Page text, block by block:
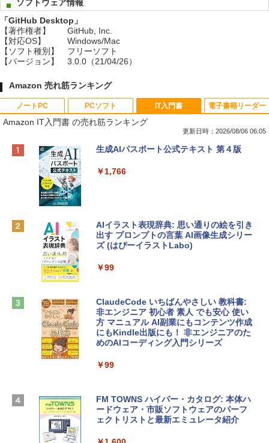
ソフトウェア情報
「GitHub Desktop」
【著作権者】
GitHub, Inc.
【対応OS】
Windows/Mac
【ソフト種別】
フリーソフト
【バージョン】
3.0.0（21/04/26）
Amazon 売れ筋ランキング
ノートPC
Apple 2026 MacBook Neo A18 Proチッ
e Intelligenceのために設計、Liquid Ret
￥137,800
tomtoc 360°保護 15.6 16インチ パソコ
￥2,952
Apple 2026 MacBook Air M5チップ搭載
igence、13.6インチLiquid Retinaディ
ラ、Touch ID - スカイブルー + 3年延長
AppleCare+ for 13インチMacBook Air
(M5)|ダウンロード版
￥331,701
PCソフト
Xbox プリペイドカード 10,000円 デジタ
ンラインコード]
Robloxギフトカード - 800 Robux 【限
定バーチャルアイテムを含む】 【オンラ
インゲームコード】 ロブロックス | オン
Microsoft Office Home & Business 202
4(最新 永続版)|オンラインコード版|Wind
ows11、10/mac対応|PC2台
定バーチャルアイテムを含む】 【オンラ
インゲームコード】 ロブロックス | オン
ラインコード版
IT入門書
Amazon IT入門書 の売れ筋ランキング
更新日時：2026/08/06 06:05
生成AIパスポート公式テキスト 第４版
￥1,766
AIイラスト表現辞典: 思い通りの絵を引き
出す プロンプトの言葉 AI画像生成シリー
ズ (はぴーイラストLabo)
￥99
ClaudeCode いちばんやさしい 教科書:
非エンジニア 初心者 素人 でも安心 使い
方 マニュアル AI副業にもコンテンツ作成
にもKindle出版にも！ 非エンジニアのた
めのAIコーディング入門シリーズ
￥99
FM TOWNS ハイパー・カタログ: 本体ハ
ードウェア・市販ソフトウェアのパーフ
ェクトリストと最新エミュレータ紹介
電子書籍リーダー